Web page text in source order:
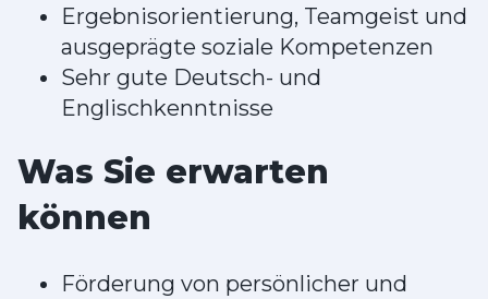
Ergebnisorientierung, Teamgeist und
ausgeprägte soziale Kompetenzen
Sehr gute Deutsch- und
Englischkenntnisse
Was Sie erwarten
können
Förderung von persönlicher und